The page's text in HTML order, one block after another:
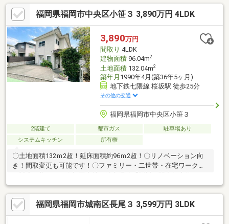
セス◆小笹小、平尾中まで徒歩10分以内でお子様も安心◆家族全
員が快適に過ごせる十分なスペース◆2006年に大規模リノベーシ
ョンで、昭和築ながら現代的な住み心地を実現◆庭でガーデニン
グやテラスでBBQなど、家族や友人と楽しむ空間があります◆庭
には水栓や物置も完備しています◆屋根裏収納やロフト、複数の
収納スペースが充実
福岡県福岡市中央区小笹３ 3,890万円 4LDK
3,890万円
間取り 4LDK
建物面積96.04m2
土地面積132.04m2
築年月 1990年4月(築36年5ヶ月)
地下鉄七隈線 桜坂駅 徒歩25分
その他の交通
福岡県福岡市中央区小笹３
2階建て 都市ガス
駐車場あり
システムキッチン
所有権
〇土地面積132ｍ2超！延床面積約96ｍ2超！〇リノベーション向
き！間取変更も可能です！〇ファミリー・二世帯・在宅ワークに
分！西鉄バス「小笹中央公園前」停徒歩約5分！〇小笹小学校徒歩
約14分、平尾中学校徒歩約11分とお子様の通学も安心です！〇 徒
歩圏内に「サニー小笹店」「小笹1号公園」などがあり周辺施設充
実しております！○8帖超の洋室・和室×各2部屋ずつ備えたゆとり
福岡県福岡市城南区長尾３ 3,599万円 3LDK